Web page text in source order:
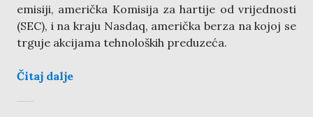
emisiji, američka Komisija za hartije od vrijednosti
(SEC), i na kraju Nasdaq, američka berza na kojoj se
trguje akcijama tehnoloških preduzeća.
Čitaj dalje